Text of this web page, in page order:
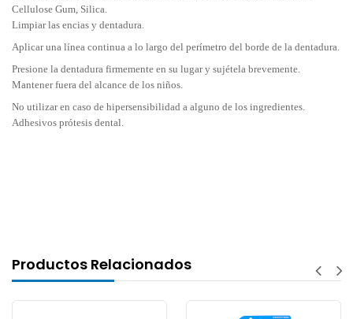
Cellulose Gum, Silica.
Limpiar las encias y dentadura.
Aplicar una línea continua a lo largo del perímetro del borde de la dentadura.
Presione la dentadura firmemente en su lugar y sujétela brevemente.
Mantener fuera del alcance de los niños.
No utilizar en caso de hipersensibilidad a alguno de los ingredientes.
Adhesivos prótesis dental.
Productos Relacionados